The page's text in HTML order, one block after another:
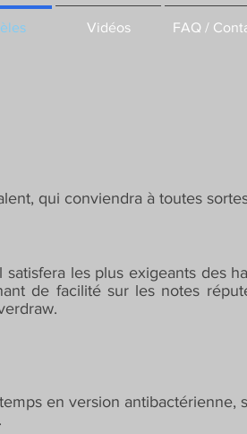
Vidéos FAQ /
qui conviendra à toutes
les plus exigeants des
de facilité sur les notes
en version antibactérienne,